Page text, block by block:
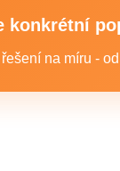
konkrétní
na míru -